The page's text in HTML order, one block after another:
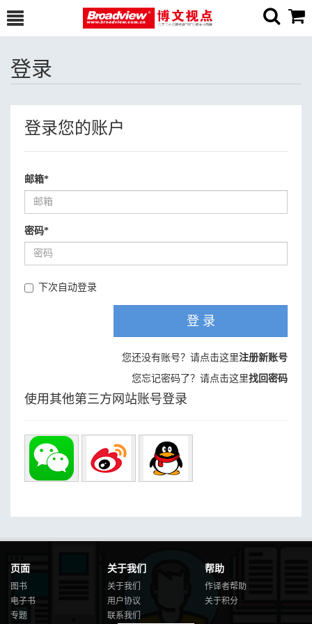
登录
登录您的账户
邮箱*
密码*
下次自动登录
登 录
您还没有账号？请点击这里注册新账号
您忘记密码了？请点击这里找回密码
使用其他第三方网站账号登录
页面
图书
电子书
专题
关于我们
关于我们
用户协议
联系我们
帮助
作译者帮助
关于积分